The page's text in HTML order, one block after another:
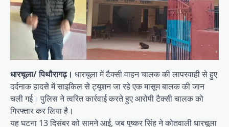
धारचूला/ पिथौरागढ़। धारचूला में टैक्सी वाहन चालक की लापरवाही से हुए
दर्दनाक हादसे में साइकिल से ट्यूशन जा रहे एक मासूम बालक की जान
चली गई। पुलिस ने त्वरित कार्रवाई करते हुए आरोपी टैक्सी चालक को
गिरफ्तार कर लिया है।
यह घटना 13 दिसंबर को सामने आई, जब पुष्कर सिंह ने कोतवाली धारचूला